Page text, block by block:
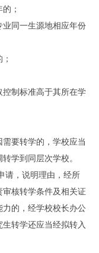
；
同一生源地相应年份
制标准高于其所在学
要转学的，学校应当
学到同层次学校。
，说明理由，经所
核转学条件及相关证
的，经学校校长办公
转学还应当经拟转入